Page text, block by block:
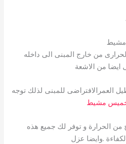
من خارج المبنى الى داخله
ايضا من الاشعة
العمرالافتراضى للمبنى لذلك توجه
مشيط
من الحرارة و توفر لك جميع هذه
.وايضا عزل